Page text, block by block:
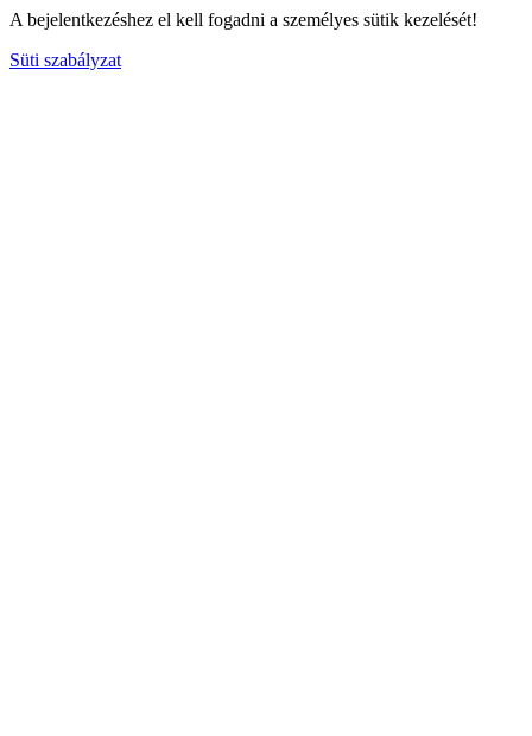
A bejelentkezéshez el kell fogadni a személyes sütik kezelését!
Süti szabályzat